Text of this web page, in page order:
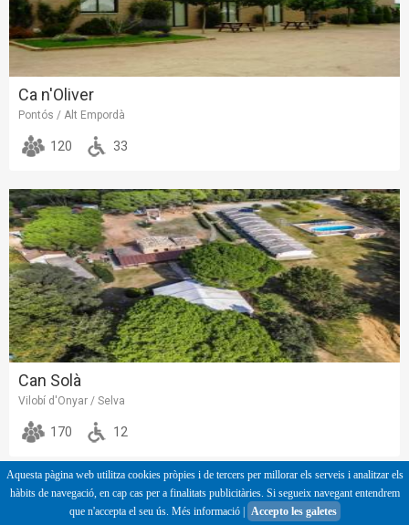
Ca n'Oliver
Pontós / Alt Empordà
120 33
Can Solà
Vilobí d'Onyar / Selva
170 12
Aquesta pàgina web utilitza cookies pròpies i de tercers per millorar els serveis i analitzar els
hàbits de navegació, en cap cas per a finalitats publicitàries. Si segueix navegant entendrem
que n'accepta el seu ús. Més informació| Accepto les galetes